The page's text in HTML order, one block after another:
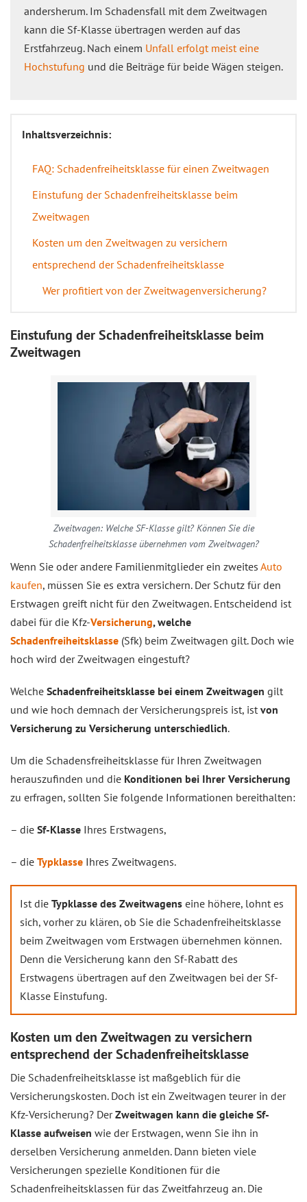
andersherum. Im Schadensfall mit dem Zweitwagen
kann die Sf-Klasse übertragen werden auf das
Erstfahrzeug. Nach einem Unfall erfolgt meist eine
Hochstufung und die Beiträge für beide Wägen steigen.
Inhaltsverzeichnis:
FAQ: Schadenfreiheitsklasse für einen Zweitwagen
Einstufung der Schadenfreiheitsklasse beim
Zweitwagen
Kosten um den Zweitwagen zu versichern
entsprechend der Schadenfreiheitsklasse
Wer profitiert von der Zweitwagenversicherung?
Einstufung der Schadenfreiheitsklasse beim
Zweitwagen
Zweitwagen: Welche SF-Klasse gilt? Können Sie die
Schadenfreiheitsklasse übernehmen vom Zweitwagen?
Wenn Sie oder andere Familienmitglieder ein zweites Auto
kaufen, müssen Sie es extra versichern. Der Schutz für den
Erstwagen greift nicht für den Zweitwagen. Entscheidend ist
dabei für die Kfz-Versicherung, welche
Schadenfreiheitsklasse (Sfk) beim Zweitwagen gilt. Doch wie
hoch wird der Zweitwagen eingestuft?
Welche Schadenfreiheitsklasse bei einem Zweitwagen gilt
und wie hoch demnach der Versicherungspreis ist, ist von
Versicherung zu Versicherung unterschiedlich.
Um die Schadensfreiheitsklasse für Ihren Zweitwagen
herauszufinden und die Konditionen bei Ihrer Versicherung
zu erfragen, sollten Sie folgende Informationen bereithalten:
– die Sf-Klasse Ihres Erstwagens,
– die Typklasse Ihres Zweitwagens.
Ist die Typklasse des Zweitwagens eine höhere, lohnt es
sich, vorher zu klären, ob Sie die Schadenfreiheitsklasse
beim Zweitwagen vom Erstwagen übernehmen können.
Denn die Versicherung kann den Sf-Rabatt des
Erstwagens übertragen auf den Zweitwagen bei der Sf-
Klasse Einstufung.
Kosten um den Zweitwagen zu versichern
entsprechend der Schadenfreiheitsklasse
Die Schadenfreiheitsklasse ist maßgeblich für die
Versicherungskosten. Doch ist ein Zweitwagen teurer in der
Kfz-Versicherung? DerZweitwagen kann die gleiche Sf-
Klasse aufweisen wie der Erstwagen, wenn Sie ihn in
derselben Versicherung anmelden. Dann bieten viele
Versicherungen spezielle Konditionen für die
Schadenfreiheitsklassen für das Zweitfahrzeug an. Die